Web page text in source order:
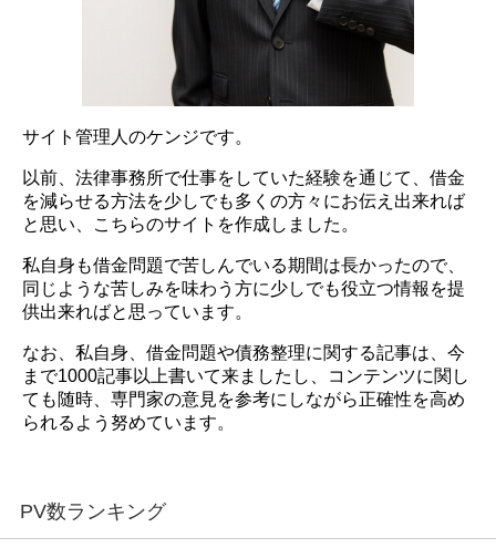
サイト管理人のケンジです。
以前、法律事務所で仕事をしていた経験を通じて、借金
を減らせる方法を少しでも多くの方々にお伝え出来れば
と思い、こちらのサイトを作成しました。
私自身も借金問題で苦しんでいる期間は長かったので、
同じような苦しみを味わう方に少しでも役立つ情報を提
供出来ればと思っています。
なお、私自身、借金問題や債務整理に関する記事は、今
まで1000記事以上書いて来ましたし、コンテンツに関し
ても随時、専門家の意見を参考にしながら正確性を高め
られるよう努めています。
PV数ランキング